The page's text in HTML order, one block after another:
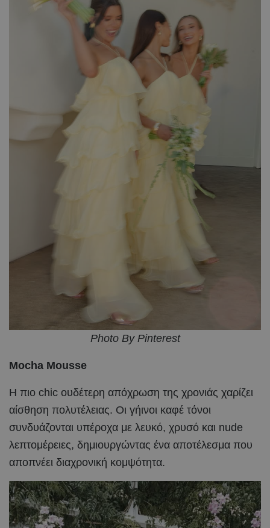
Photo By Pinterest
Mocha Mousse
Η πιο chic ουδέτερη απόχρωση της χρονιάς χαρίζει
αίσθηση πολυτέλειας. Οι γήινοι καφέ τόνοι
συνδυάζονται υπέροχα με λευκό, χρυσό και nude
λεπτομέρειες, δημιουργώντας ένα αποτέλεσμα που
αποπνέει διαχρονική κομψότητα.